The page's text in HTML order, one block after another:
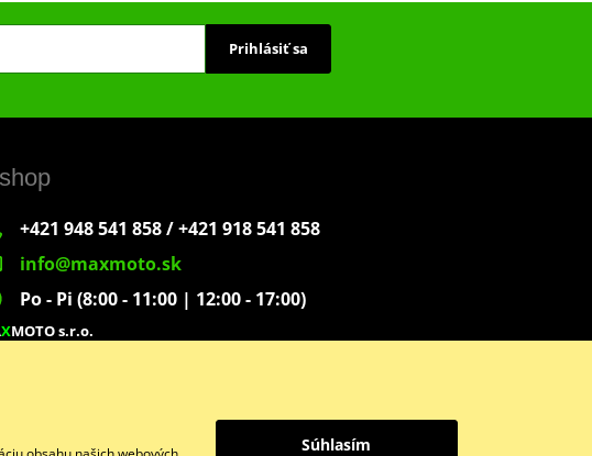
Prihlásiť sa
+421 948 541 858 / +421 918 541 858
info@maxmoto.sk
Po - Pi (8:00 - 11:00 | 12:00 - 17:00)
XMOTO s.r.o.
Súhlasím